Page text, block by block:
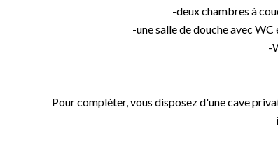
-deux chambres à
-une salle de douche avec
-
Pour compléter, vous disposez d'une cave